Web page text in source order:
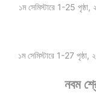
১ম সেমিস্টারে 1-25
১ম সেমিস্টারে 1-27
নবম